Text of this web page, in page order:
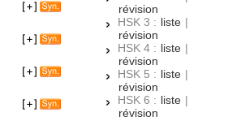
révision
HSK 3 : liste |
révision
HSK 4 : liste |
révision
HSK 5 : liste |
révision
HSK 6 : liste |
révision